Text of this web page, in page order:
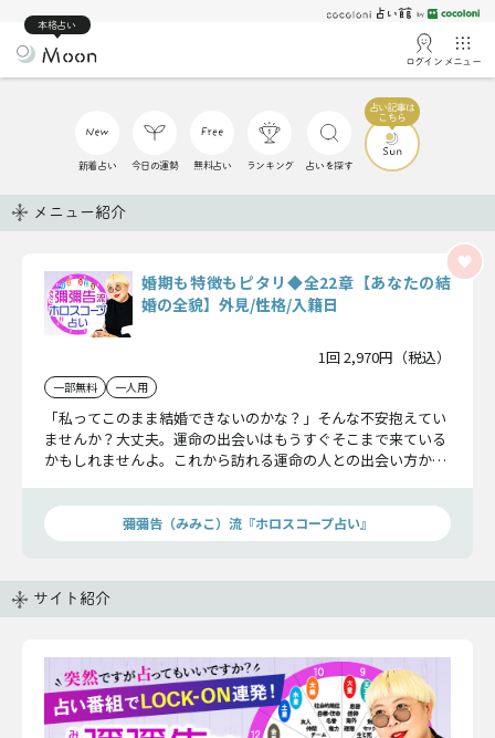
本格占い
ログイン メニュー
新着占い 今日の運勢 無料占い ランキング 占いを探す
メニュー紹介
婚期も特徴もピタリ◆全22章【あなたの結
婚の全貌】外見/性格/入籍日
1回 2,970円（税込）
一部無料 一人用
「私ってこのまま結婚できないのかな？」そんな不安抱えてい
ませんか？大丈夫。運命の出会いはもうすぐそこまで来ている
かもしれませんよ。これから訪れる運命の人との出会い方か
貌を、包み隠さずお伝えします。
彌彌告（みみこ）流『ホロスコープ占い』
サイト紹介